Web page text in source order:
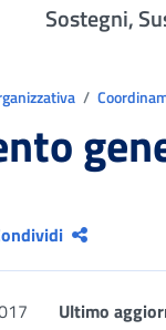
Sostegni,
Ultimo